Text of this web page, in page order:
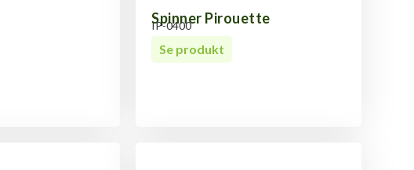
Spinner Pirouette
IP-0400
Se produkt